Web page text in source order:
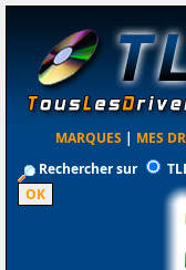
MARQUES | MES
Rechercher sur